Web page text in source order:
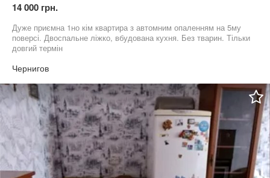
14 000 грн.
Дуже приємна 1но кім квартира з автомним опаленням на 5му
поверсі. Двоспальне ліжко, вбудована кухня. Без тварин. Тільки
довгий термін
Чернигов